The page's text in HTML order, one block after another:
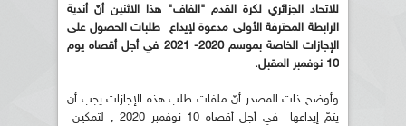
للاتحاد الجزائري لكرة القدم "الفاف" هذا الاثنين أنّ أندية
الرابطة المحترفة الأولى مدعوة لإيداع طلبات الحصول على
الإجازات الخاصة بموسم 2020- 2021 في أجل أقصاه يوم
10 نوفمبر المقبل.
وأوضح ذات المصدر أنّ ملفات طلب هذه الإجازات يجب أن
يتمّ إيداعها في أجل أقصاه 10 نوفمبر 2020 , لتمكين